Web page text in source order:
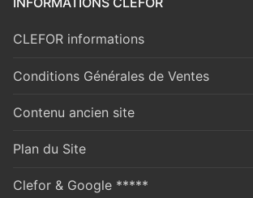
CLEFOR informations
Conditions Générales de Ventes
Contenu ancien site
Plan du Site
Clefor & Google *****